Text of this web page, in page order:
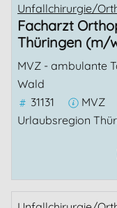
Unfallchirurgie/
Facharzt
Thüringen (m/
MVZ - ambulante
Wald
31131
MVZ
Urlaubsregion